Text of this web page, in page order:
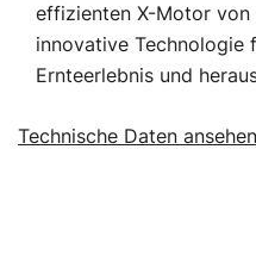
effizienten X-Motor von
innovative Technologie
Ernteerlebnis und
Technische Daten ansehen